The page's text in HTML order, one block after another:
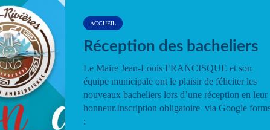
ACCUEIL
Réception des bacheliers
Le Maire Jean-Louis FRANCISQUE et son
équipe municipale ont le plaisir de féliciter les
nouveaux bacheliers lors d’une réception en leur
honneur.Inscription obligatoire via Google
: